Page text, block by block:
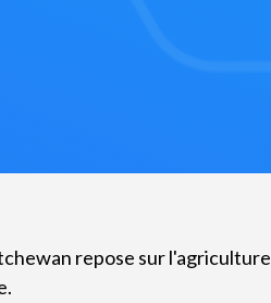
repose sur